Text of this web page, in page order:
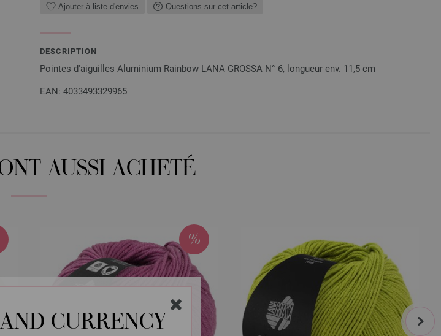
CURRENCY
Ajouter à liste d'envies Questions sur cet article?
DESCRIPTION
Pointes d'aiguilles Aluminium Rainbow LANA GROSSA N° 6, longueur env. 11,5 cm
EAN: 4033493329965
AUSSI ACHETÉ
next